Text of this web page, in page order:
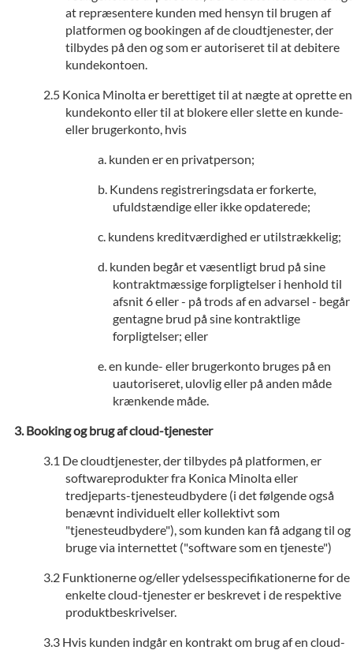
at repræsentere kunden med hensyn til brugen af
platformen og bookingen af de cloudtjenester, der
tilbydes på den og som er autoriseret til at debitere
kundekontoen.
Konica Minolta er berettiget til at nægte at oprette en
kundekonto eller til at blokere eller slette en kunde-
eller brugerkonto, hvis
kunden er en privatperson;
Kundens registreringsdata er forkerte,
ufuldstændige eller ikke opdaterede;
kundens kreditværdighed er utilstrækkelig;
kunden begår et væsentligt brud på sine
kontraktmæssige forpligtelser i henhold til
afsnit 6 eller - på trods af en advarsel - begår
gentagne brud på sine kontraktlige
forpligtelser; eller
en kunde- eller brugerkonto bruges på en
uautoriseret, ulovlig eller på anden måde
krænkende måde.
Booking og brug af cloud-tjenester
De cloudtjenester, der tilbydes på platformen, er
softwareprodukter fra Konica Minolta eller
tredjeparts-tjenesteudbydere (i det følgende også
benævnt individuelt eller kollektivt som
"tjenesteudbydere"), som kunden kan få adgang til og
bruge via internettet ("software som en tjeneste")
Funktionerne og/eller ydelsesspecifikationerne for de
enkelte cloud-tjenester er beskrevet i de respektive
produktbeskrivelser.
Hvis kunden indgår en kontrakt om brug af en cloud-